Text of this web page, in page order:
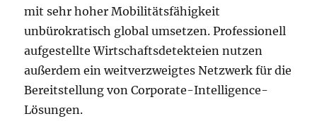
mit sehr hoher Mobilitätsfähigkeit
unbürokratisch global umsetzen. Professionell
aufgestellte Wirtschaftsdetekteien nutzen
außerdem ein weitverzweigtes Netzwerk für die
Bereitstellung von Corporate-Intelligence-
Lösungen.